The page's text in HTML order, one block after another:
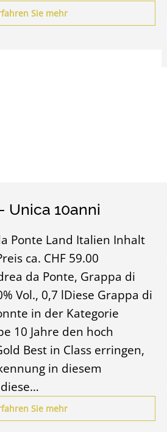
Sie mehr
Unica 10anni
Ponte Land Italien Inhalt
ca. CHF 59.00
da Ponte, Grappa di
Vol., 0,7 lDiese Grappa di
in der Kategorie
10 Jahre den hoch
Best in Class erringen,
in diesem
Sie mehr